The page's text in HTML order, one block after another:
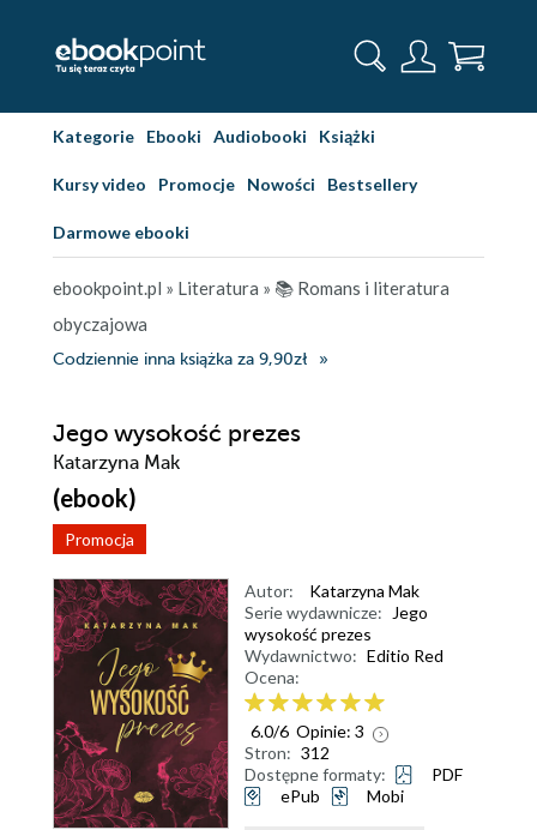
Kategorie Ebooki Audiobooki Książki
Kursy video Promocje Nowości Bestsellery
Darmowe ebooki
ebookpoint.pl » Literatura » 📚 Romans i literatura
obyczajowa
Codziennie inna książka za 9,90zł
Jego wysokość prezes
Katarzyna Mak
(ebook)
Promocja
Autor:
Katarzyna Mak
Serie wydawnicze:
Jego
wysokość prezes
Wydawnictwo: Editio Red
Ocena:
6.0/6 Opinie: 3
Stron: 312
Dostępne formaty:
PDF
ePub
Mobi